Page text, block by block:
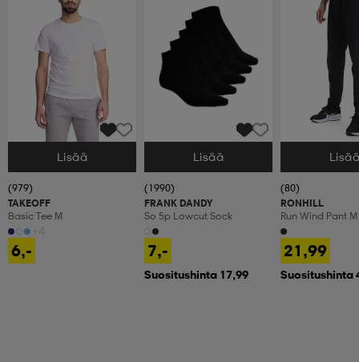
Valitse Koko
Lisää
(979)
TAKEOFF
Basic Tee M
6,-
Valitse Koko
Lisää
(1990)
FRANK DANDY
So 5p Lowcut Sock
7,-
Suositushinta 17,99
Valitse Koko
(80)
RONHILL
Run Wind Pant M
21,99
Suositushinta